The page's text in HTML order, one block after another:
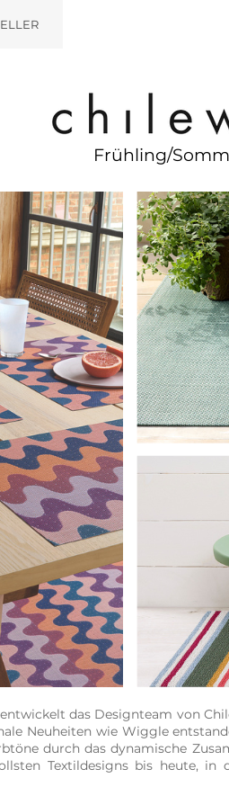
Frühling/
das Designteam von
Neuheiten wie Wiggle
durch das dynamische
Textildesigns bis heute,